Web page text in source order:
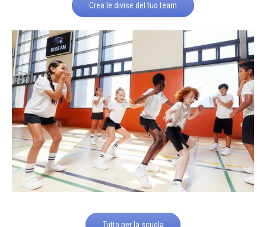
Crea le divise del tuo team
Tutto per la scuola